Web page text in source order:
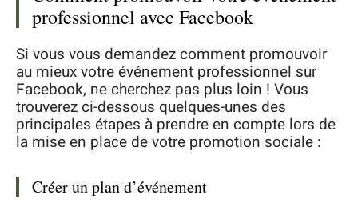
professionnel avec Facebook
Si vous vous demandez comment promouvoir
au mieux votre événement professionnel sur
Facebook, ne cherchez pas plus loin ! Vous
trouverez ci-dessous quelques-unes des
principales étapes à prendre en compte lors de
la mise en place de votre promotion sociale :
Créer un plan d’événement